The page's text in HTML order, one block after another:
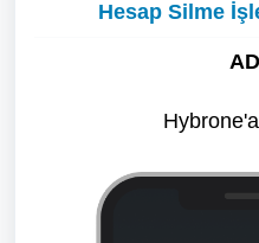
Hesap Silme